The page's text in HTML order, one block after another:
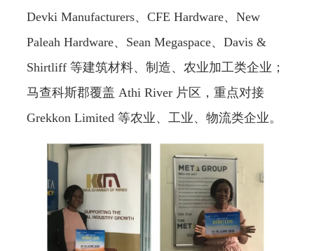
Devki Manufacturers、CFE Hardware、New
Paleah Hardware、Sean Megaspace、Davis &
Shirtliff 等建筑材料、制造、农业加工类企业；
马查科斯郡覆盖 Athi River 片区，重点对接
Grekkon Limited 等农业、工业、物流类企业。